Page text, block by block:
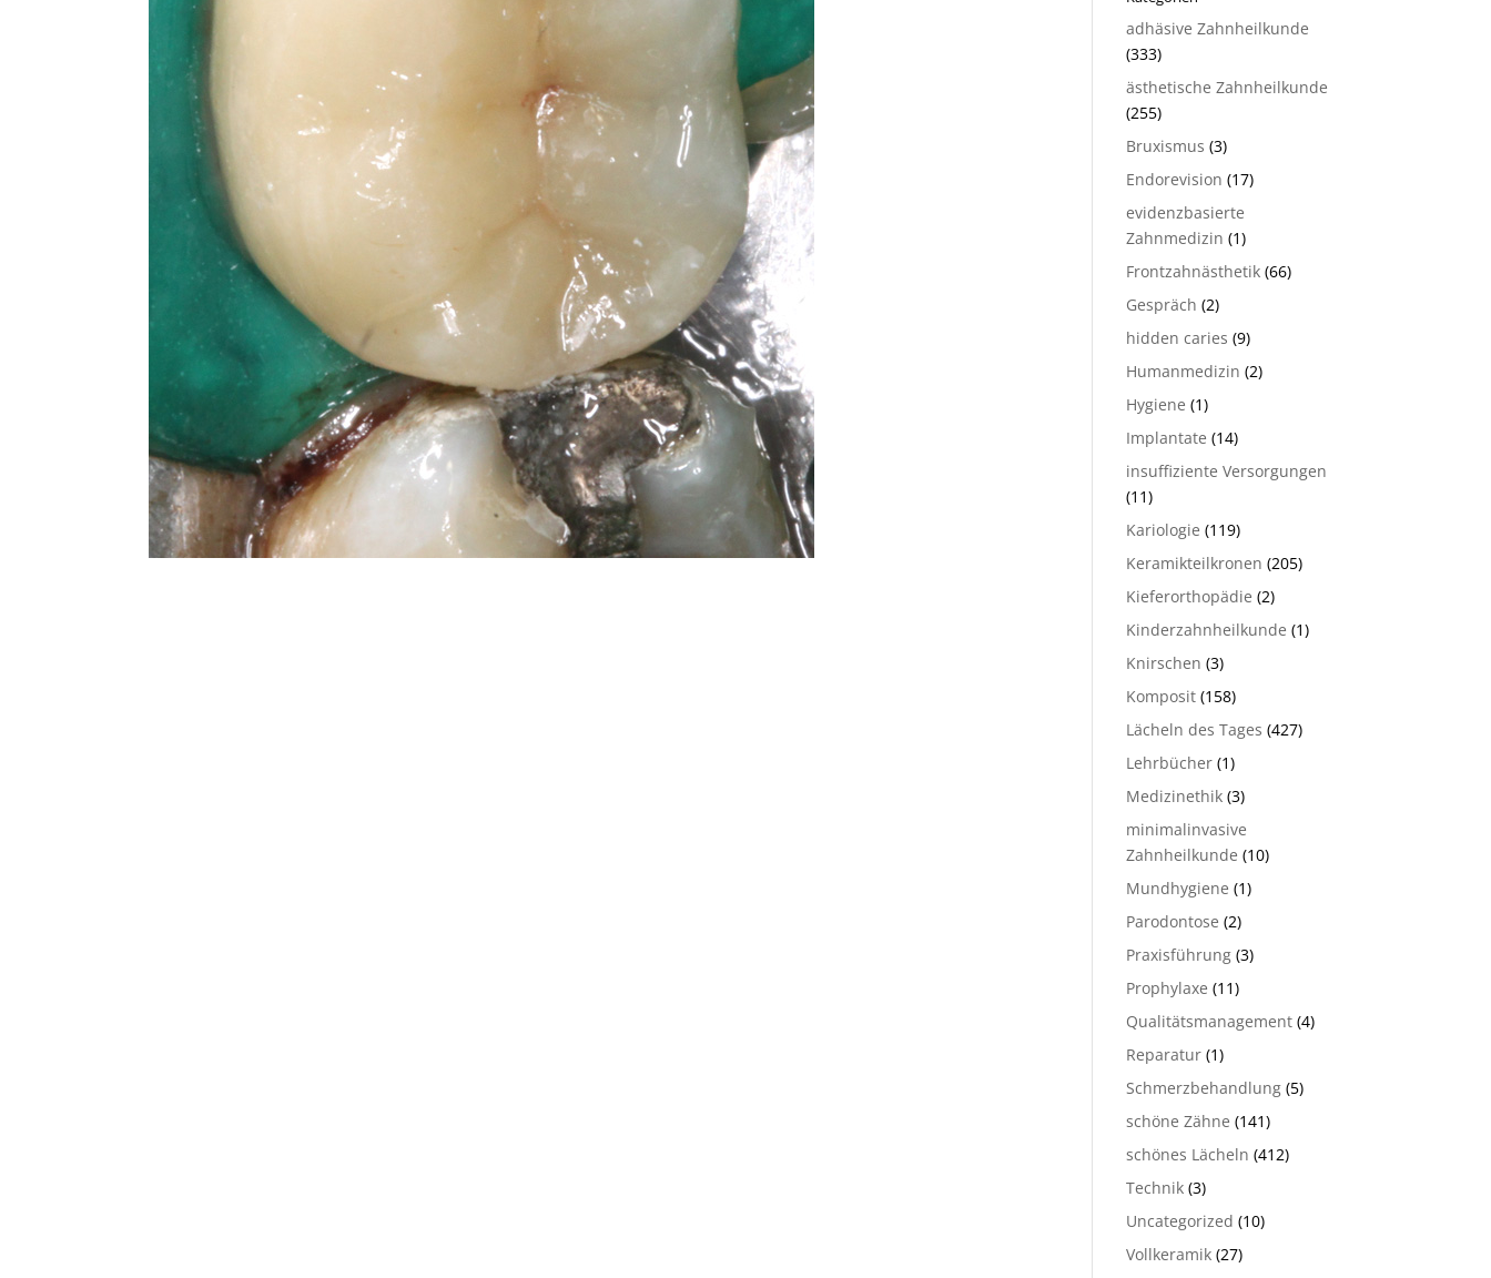
adhäsive Zahnheilkunde
(333)
ästhetische Zahnheilkunde
(255)
Bruxismus (3)
Endorevision (17)
evidenzbasierte
Zahnmedizin (1)
Frontzahnästhetik (66)
Gespräch (2)
hidden caries (9)
Humanmedizin (2)
Hygiene (1)
Implantate (14)
insuffiziente Versorgungen
(11)
Kariologie (119)
Keramikteilkronen (205)
Kieferorthopädie (2)
Kinderzahnheilkunde (1)
Knirschen (3)
Komposit (158)
Lächeln des Tages (427)
Lehrbücher (1)
Medizinethik (3)
minimalinvasive
Zahnheilkunde (10)
Mundhygiene (1)
Parodontose (2)
Praxisführung (3)
Prophylaxe (11)
Qualitätsmanagement (4)
Reparatur (1)
Schmerzbehandlung (5)
schöne Zähne (141)
schönes Lächeln (412)
Technik (3)
Uncategorized (10)
Vollkeramik (27)